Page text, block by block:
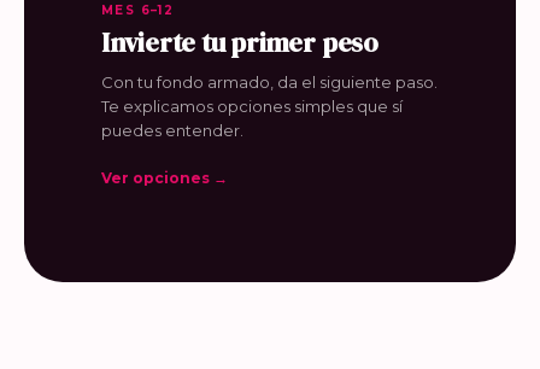
MES 6–12
Invierte tu primer peso
Con tu fondo armado, da el siguiente paso.
Te explicamos opciones simples que sí
puedes entender.
Ver opciones →